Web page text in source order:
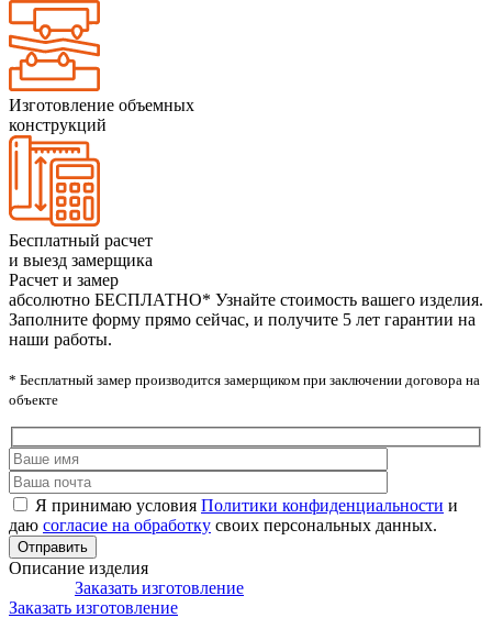
Изготовление объемных
конструкций
Бесплатный расчет
и выезд замерщика
Расчет и замер
абсолютно БЕСПЛАТНО* Узнайте стоимость вашего изделия.
Заполните форму прямо сейчас, и получите 5 лет гарантии на
наши работы.
* Бесплатный замер производится замерщиком при заключении договора на
объекте
Я принимаю условия Политики конфиденциальности и
даю согласие на обработку своих персональных данных.
Описание изделия
Заказать изготовление
Заказать изготовление